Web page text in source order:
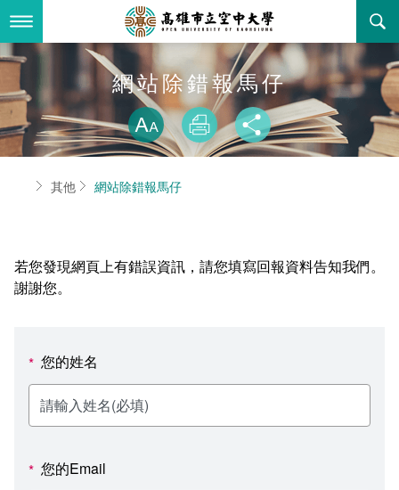
到
要
內最新消息
全部公告
教務公告
學系公告
活動研習
歷史訊息
新聞媒體專區
校園行事曆
關於本校
空大簡介
立案證明
空大有利的學習條件
環境設備
本校位置
資訊圖像化專區
活動花絮
影音資訊
行政單位
行政單位簡介
校長室
教務處課務組
學習指導中心
輔導處
學術單位
通識教育中心
法律學系
大眾傳播學系
外國語文學系
其他好站
資訊相關法規
校務資訊
新生報名
在學資訊
校務系統
課程大綱
校內系統
資訊服務線上報修系統
問卷調查
網站除錯報馬仔
略過字型切
放大
列印 分享
首頁其他 網站除錯報馬仔
若您發現網頁上有錯誤資訊，請您填寫回報資料告知我們。
謝謝您。
* 您的姓名
* 您的Email